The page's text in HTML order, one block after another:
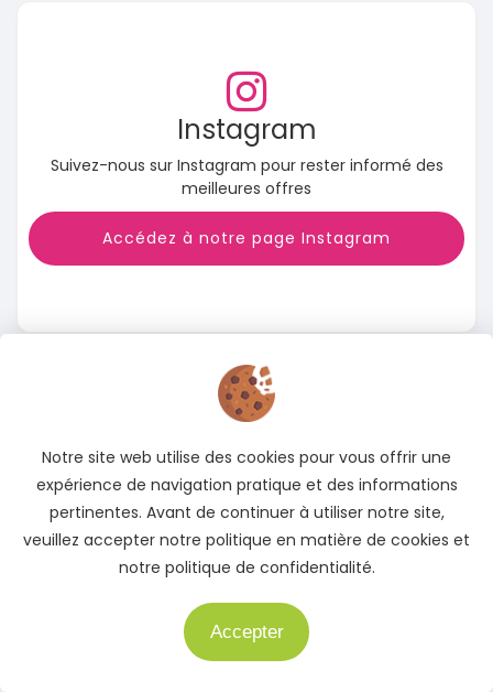
Instagram
Suivez-nous sur Instagram pour rester informé des
meilleures offres
Accédez à notre page Instagram
Notre site web utilise des cookies pour vous offrir une
expérience de navigation pratique et des informations
pertinentes. Avant de continuer à utiliser notre site,
veuillez accepter notre politique en matière de cookies et
notre politique de confidentialité.
Accepter